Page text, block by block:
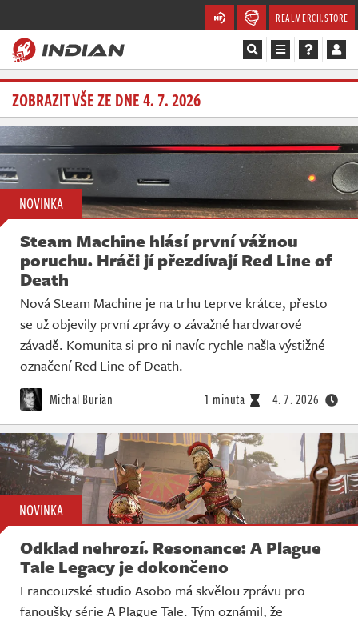
REALMERCH.STORE
Magazín
Recenze
Videa
Soutěže
Databáze
Komunita
Redakce
Živě
ZOBRAZIT VŠE ZE DNE 4. 7. 2026
NOVINKA
Steam Machine hlásí první vážnou
poruchu. Hráči jí přezdívají Red Line of
Death
Nová Steam Machine je na trhu teprve krátce, přesto
se už objevily první zprávy o závažné hardwarové
závadě. Komunita si pro ni navíc rychle našla výstižné
označení Red Line of Death.
Michal Burian 1 minuta 4. 7. 2026
NOVINKA
Odklad nehrozí. Resonance: A Plague
Tale Legacy je dokončeno
Francouzské studio Asobo má skvělou zprávu pro
fanoušky série A Plague Tale. Tým oznámil, že